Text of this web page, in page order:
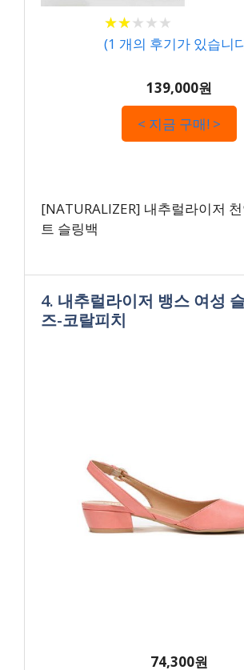
★★★ ★ ★
★★★ ★ ★
(1 개의 후기가 있습니
139,000원
< 지금 구매! >
[NATURALIZER] 내추럴라이저
트 슬링백
4. 내추럴라이저 뱅스 여성
즈-코랄피치
74,300원